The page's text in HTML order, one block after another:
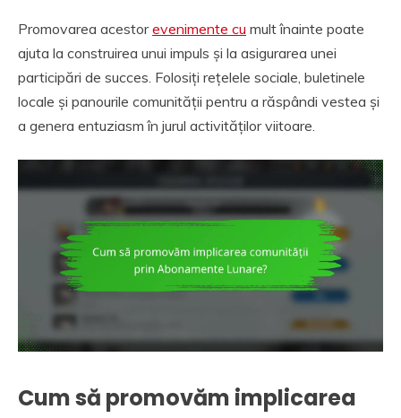
Promovarea acestorevenimente cu mult înainte poate
ajuta la construirea unui impuls și la asigurarea unei
participări de succes. Folosiți rețelele sociale, buletinele
locale și panourile comunității pentru a răspândi vestea și
a genera entuziasm în jurul activităților viitoare.
Cum să promovăm implicarea